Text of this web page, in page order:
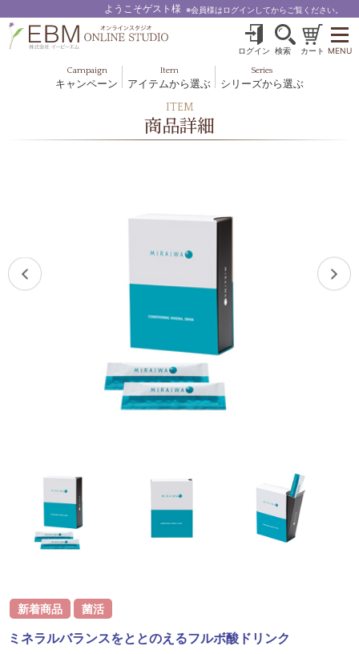
ようこそゲスト様 ※会員様はログインしてからご覧ください。
ログイン 検索 カート
Campaign
キャンペーン
Item
アイテムから選ぶ
健美食品
Series
シリーズから選ぶ
ブルームオーラ.
ナチュラルバイブレーション.28
アクアイーズ
マザーズエンブレイス
SAVC
ラボライン
ミライワ
MENU
ITEM
商品詳細
新着商品 菌活
ミネラルバランスをととのえるフルボ酸ドリンク